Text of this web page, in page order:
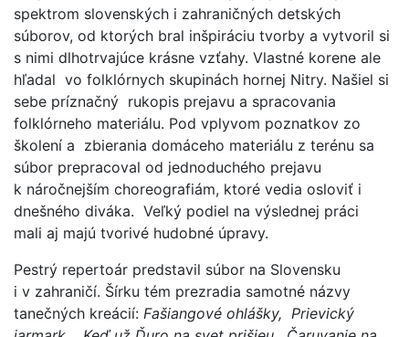
spektrom slovenských i zahraničných detských
súborov, od ktorých bral inšpiráciu tvorby a vytvoril si
s nimi dlhotrvajúce krásne vzťahy. Vlastné korene ale
hľadal vo folklórnych skupinách hornej Nitry. Našiel si
sebe príznačný rukopis prejavu a spracovania
folklórneho materiálu. Pod vplyvom poznatkov zo
školení a zbierania domáceho materiálu z terénu sa
súbor prepracoval od jednoduchého prejavu
k náročnejším choreografiám, ktoré vedia osloviť i
dnešného diváka. Veľký podiel na výslednej práci
mali aj majú tvorivé hudobné úpravy.
Pestrý repertoár predstavil súbor na Slovensku
i v zahraničí. Šírku tém prezradia samotné názvy
tanečných kreácií: Fašiangové ohlášky, Prievický